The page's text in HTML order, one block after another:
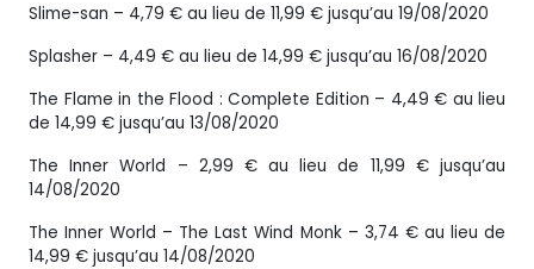
Slime-san – 4,79 € au lieu de 11,99 € jusqu’au 19/08/2020
Splasher – 4,49 € au lieu de 14,99 € jusqu’au 16/08/2020
The Flame in the Flood : Complete Edition – 4,49 € au lieu
de 14,99 € jusqu’au 13/08/2020
The Inner World – 2,99 € au lieu de 11,99 € jusqu’au
14/08/2020
The Inner World – The Last Wind Monk – 3,74 € au lieu de
14,99 € jusqu’au 14/08/2020